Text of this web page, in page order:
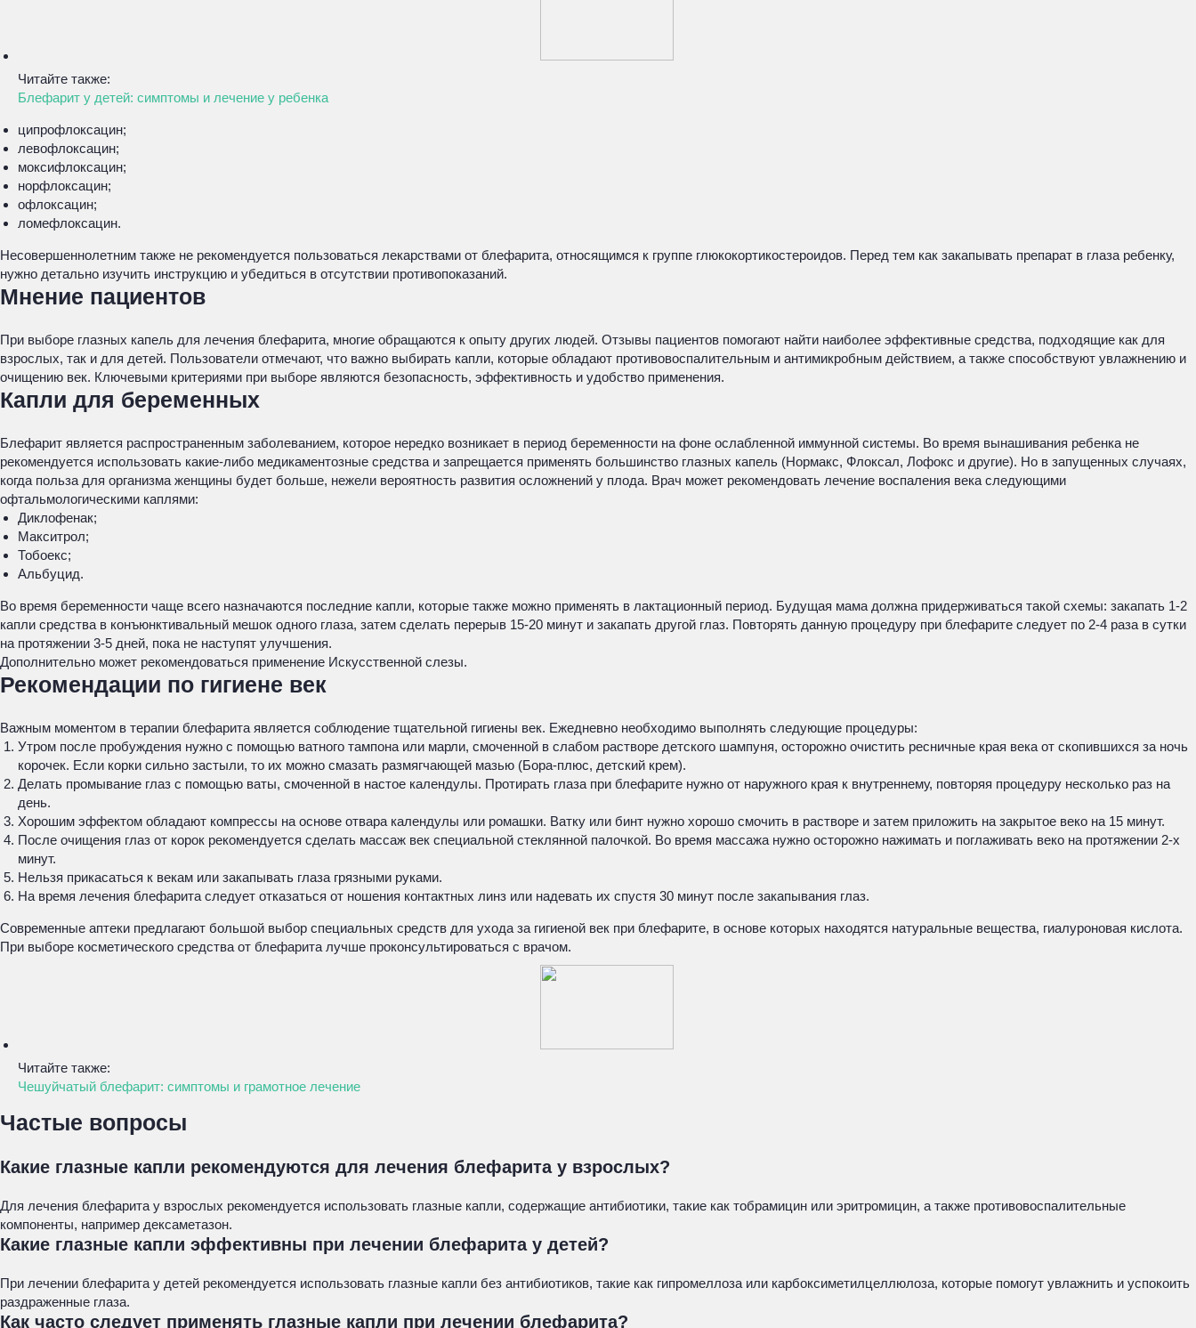
Читайте также:
Блефарит у детей: симптомы и лечение у ребенка
ципрофлоксацин;
левофлоксацин;
моксифлоксацин;
норфлоксацин;
офлоксацин;
ломефлоксацин.
Несовершеннолетним также не рекомендуется пользоваться лекарствами от блефарита, относящимся к группе глюкокортикостероидов. Перед тем как закапывать препарат в глаза ребенку,
нужно детально изучить инструкцию и убедиться в отсутствии противопоказаний.
Мнение пациентов
При выборе глазных капель для лечения блефарита, многие обращаются к опыту других людей. Отзывы пациентов помогают найти наиболее эффективные средства, подходящие как для
взрослых, так и для детей. Пользователи отмечают, что важно выбирать капли, которые обладают противовоспалительным и антимикробным действием, а также способствуют увлажнению и
очищению век. Ключевыми критериями при выборе являются безопасность, эффективность и удобство применения.
Капли для беременных
Блефарит является распространенным заболеванием, которое нередко возникает в период беременности на фоне ослабленной иммунной системы. Во время вынашивания ребенка не
рекомендуется использовать какие-либо медикаментозные средства и запрещается применять большинство глазных капель (Нормакс, Флоксал, Лофокс и другие). Но в запущенных случаях,
когда польза для организма женщины будет больше, нежели вероятность развития осложнений у плода. Врач может рекомендовать лечение воспаления века следующими
офтальмологическими каплями:
Диклофенак;
Макситрол;
Тобоекс;
Альбуцид.
Во время беременности чаще всего назначаются последние капли, которые также можно применять в лактационный период. Будущая мама должна придерживаться такой схемы: закапать 1-2
капли средства в конъюнктивальный мешок одного глаза, затем сделать перерыв 15-20 минут и закапать другой глаз. Повторять данную процедуру при блефарите следует по 2-4 раза в сутки
на протяжении 3-5 дней, пока не наступят улучшения.
Дополнительно может рекомендоваться применение Искусственной слезы.
Рекомендации по гигиене век
Важным моментом в терапии блефарита является соблюдение тщательной гигиены век. Ежедневно необходимо выполнять следующие процедуры:
Утром после пробуждения нужно с помощью ватного тампона или марли, смоченной в слабом растворе детского шампуня, осторожно очистить ресничные края века от скопившихся за ночь
корочек. Если корки сильно застыли, то их можно смазать размягчающей мазью (Бора-плюс, детский крем).
Делать промывание глаз с помощью ваты, смоченной в настое календулы. Протирать глаза при блефарите нужно от наружного края к внутреннему, повторяя процедуру несколько раз на
день.
Хорошим эффектом обладают компрессы на основе отвара календулы или ромашки. Ватку или бинт нужно хорошо смочить в растворе и затем приложить на закрытое веко на 15 минут.
После очищения глаз от корок рекомендуется сделать массаж век специальной стеклянной палочкой. Во время массажа нужно осторожно нажимать и поглаживать веко на протяжении 2-х
минут.
Нельзя прикасаться к векам или закапывать глаза грязными руками.
На время лечения блефарита следует отказаться от ношения контактных линз или надевать их спустя 30 минут после закапывания глаз.
Современные аптеки предлагают большой выбор специальных средств для ухода за гигиеной век при блефарите, в основе которых находятся натуральные вещества, гиалуроновая кислота.
При выборе косметического средства от блефарита лучше проконсультироваться с врачом.
Читайте также:
Чешуйчатый блефарит: симптомы и грамотное лечение
Частые вопросы
Какие глазные капли рекомендуются для лечения блефарита у взрослых?
Для лечения блефарита у взрослых рекомендуется использовать глазные капли, содержащие антибиотики, такие как тобрамицин или эритромицин, а также противовоспалительные
компоненты, например дексаметазон.
Какие глазные капли эффективны при лечении блефарита у детей?
При лечении блефарита у детей рекомендуется использовать глазные капли без антибиотиков, такие как гипромеллоза или карбоксиметилцеллюлоза, которые помогут увлажнить и успокоить
раздраженные глаза.
Как часто следует применять глазные капли при лечении блефарита?